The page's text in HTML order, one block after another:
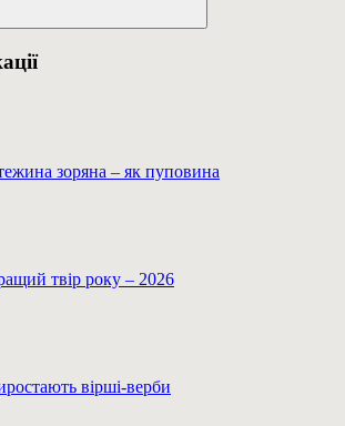
Пошук
зоряна – як пуповина
твір року – 2026
вірші-верби